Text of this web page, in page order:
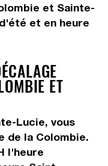
et Sainte-
et en heure
ET
Lucie, vous
de la Colombie.
l'heure